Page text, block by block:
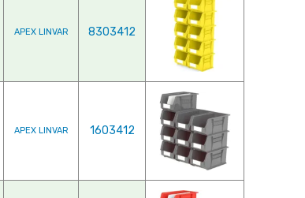
8303412
APEX LINVAR
1603412
APEX LINVAR